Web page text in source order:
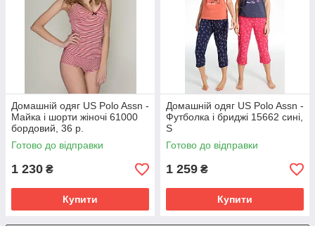
Домашній одяг US Polo Assn -
Майка і шорти жіночі 61000
бордовий, 36 р.
Готово до відправки
1 230 ₴
Купити
Домашній одяг US Polo Assn -
Футболка і бриджі 15662 сині,
S
Готово до відправки
1 259 ₴
Купити